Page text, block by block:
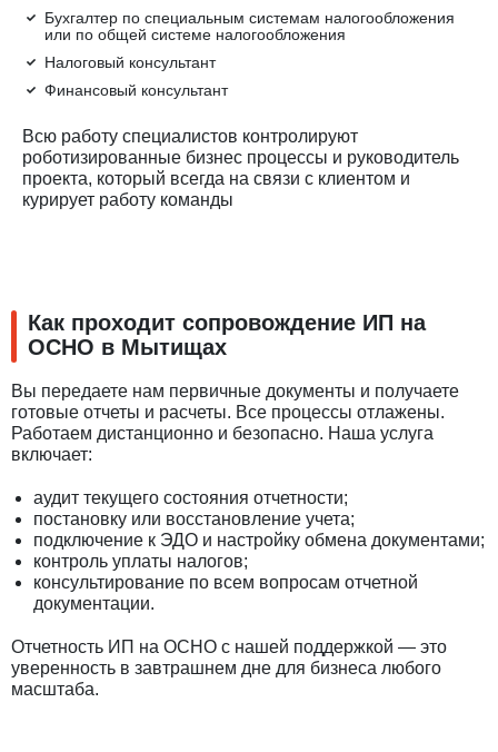
Бухгалтер по специальным системам налогообложения
или по общей системе налогообложения
Налоговый консультант
Финансовый консультант
Всю работу специалистов контролируют
роботизированные бизнес процессы и руководитель
проекта, который всегда на связи с клиентом и
курирует работу команды
Как проходит сопровождение ИП на
ОСНО в Мытищах
Вы передаете нам первичные документы и получаете
готовые отчеты и расчеты. Все процессы отлажены.
Работаем дистанционно и безопасно. Наша услуга
включает:
аудит текущего состояния отчетности;
постановку или восстановление учета;
подключение к ЭДО и настройку обмена документами;
контроль уплаты налогов;
консультирование по всем вопросам отчетной
документации.
Отчетность ИП на ОСНО с нашей поддержкой — это
уверенность в завтрашнем дне для бизнеса любого
масштаба.